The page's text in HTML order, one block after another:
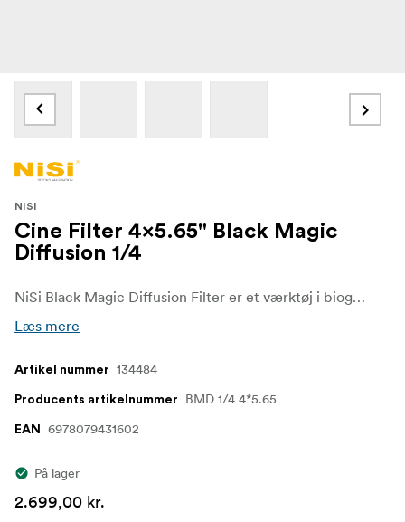
NISI
Cine Filter 4x5.65" Black Magic
Diffusion 1/4
NiSi Black Magic Diffusion Filter er et værktøj i biografkvalitet, der er udviklet til at omdanne digitalt optagelsesmateriale til billeder med et blødt, filmisk udtryk. Det er fremstillet af optisk glas i høj kvalitet og kombinerer et højpræcist nano-linsesystem med black mist-teknologi, hvilket giver en hybriddiffusionseffekt, som filmskabere over hele verden stoler på.
Læs mere
Artikel nummer 134484
Producents artikelnummer BMD 1/4 4*5.65
EAN 6978079431602
På lager
2.699,00 kr.